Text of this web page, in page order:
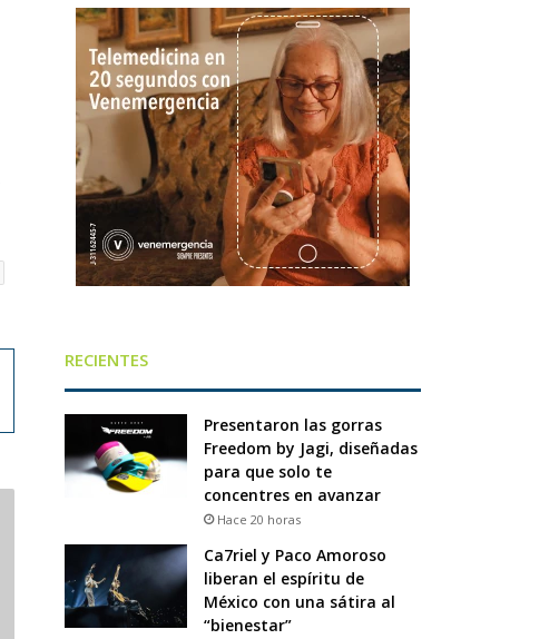
RECIENTES
Presentaron las gorras
Freedom by Jagi, diseñadas
para que solo te
concentres en avanzar
Hace 20 horas
Ca7riel y Paco Amoroso
liberan el espíritu de
México con una sátira al
“bienestar”